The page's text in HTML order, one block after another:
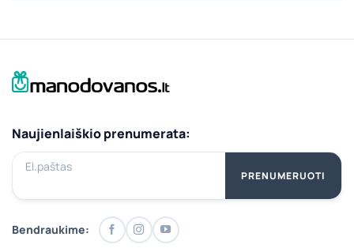
Naujienlaiškio prenumerata:
El.paštas
PRENUMERUOTI
Bendraukime: